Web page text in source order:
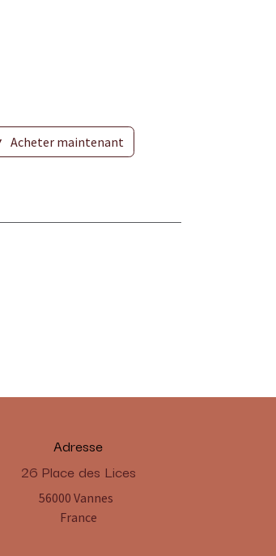
Acheter maintenant
Adresse
​26 Place des Lices
56000 Vannes
France